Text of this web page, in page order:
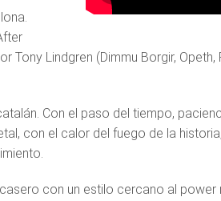
Tony Lindgren (Dimmu Borgir,
Con el paso del tiempo,
con el calor del fuego de la
con un estilo cercano al